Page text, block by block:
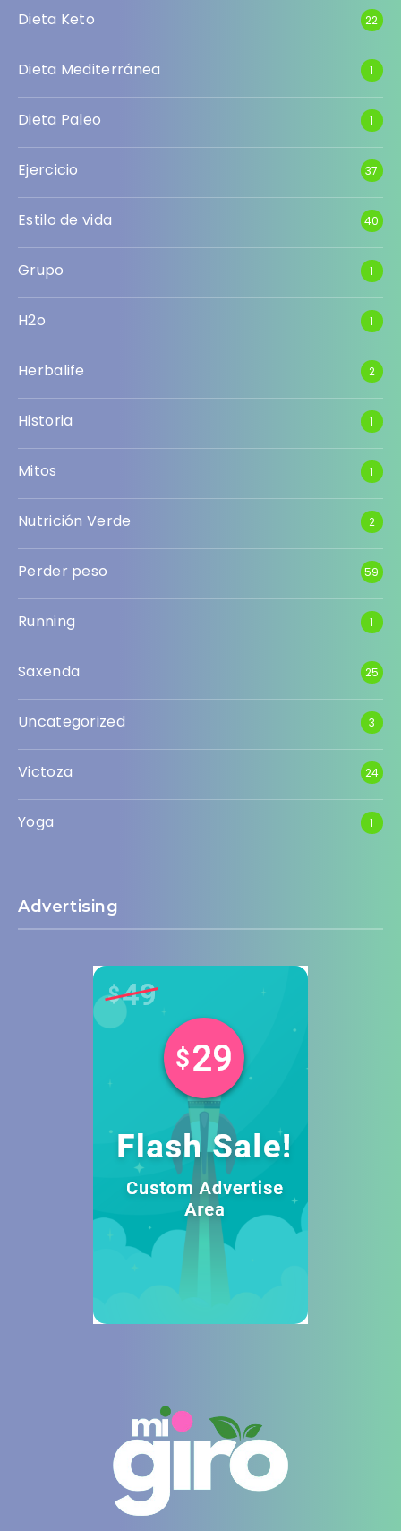
Dieta Keto 22
Dieta Mediterránea 1
Dieta Paleo 1
Ejercicio 37
Estilo de vida 40
Grupo 1
H2o 1
Herbalife 2
Historia 1
Mitos 1
Nutrición Verde 2
Perder peso 59
Running 1
Saxenda 25
Uncategorized 3
Victoza 24
Yoga 1
Advertising